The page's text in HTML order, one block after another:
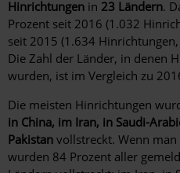
Hinrichtungen in 23 Ländern.
Prozent seit 2016 (1.032
seit 2015 (1.634
Die Zahl der Länder, in denen
wurden, ist im Vergleich zu
Die meisten Hinrichtungen
in China, im Iran, in Saudi-
Pakistan vollstreckt. Wenn
wurden 84 Prozent aller